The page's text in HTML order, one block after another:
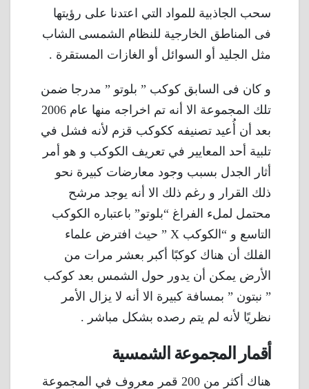
سحب الجاذبية للمواد التي اعتدنا على رؤيتها
فى المناطق الخارجية للنظام الشمسى الشاب
مثل الجليد أو السوائل أو الغازات المستقرة .
و كان فى السابق كوكب ” بلوتو ” مدرجا ضمن
تلك المجموعة الا أنه تم اخراجه منها عام 2006
بعد أن أُعيد تصنيفه ككوكب قزم لأنه فشل في
تلبية أحد المعايير في تعريف الكوكب و هو أمر
أثار الجدل بسبب وجود معارضات كبيرة نحو
ذلك القرار و رغم ذلك الا أنه يوجد مرشح
محتمل لملء الفراغ “بلوتو” باعتباره الكوكب
التاسع و “الكوكب X ” حيث افترض علماء
الفلك أن هناك كوكبًا أكبر بعشر مرات من
الأرض يمكن أن يدور حول الشمس بعد كوكب
” نبتون ” بمسافة كبيرة الا أنه لا يزال الأمر
نظريًا لأنه لم يتم رصده بشكل مباشر .
أقمار المجموعة الشمسية
هناك أكثر من 200 قمر معروف في المجموعة